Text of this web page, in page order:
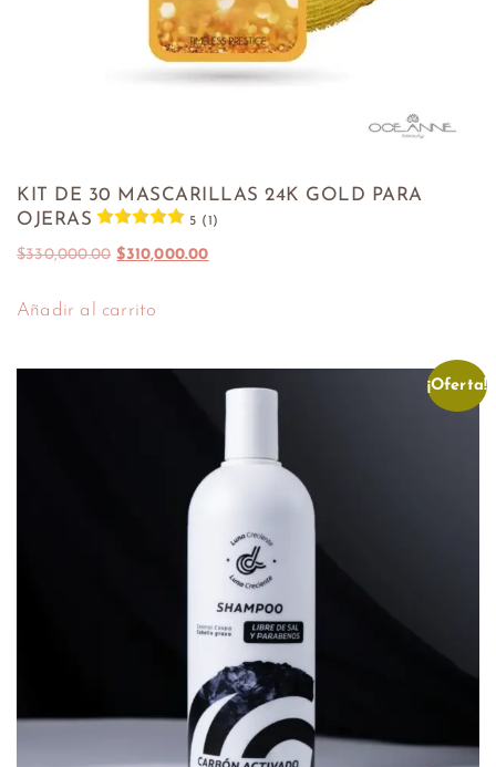
KIT DE 30 MASCARILLAS 24K GOLD PARA
OJERAS
5 (1)
$330,000.00 $310,000.00
Añadir al carrito
¡Oferta!